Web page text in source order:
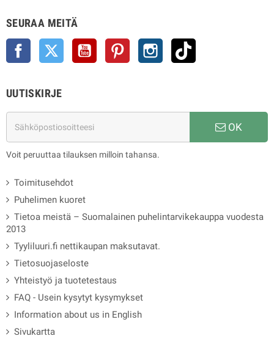
SEURAA MEITÄ
Facebook Twitter YouTube Pinterest Instagram
UUTISKIRJE
OK
Voit peruuttaa tilauksen milloin tahansa.
Toimitusehdot
Puhelimen kuoret
Tietoa meistä – Suomalainen puhelintarvikekauppa vuodesta
2013
Tyyliluuri.fi nettikaupan maksutavat.
Tietosuojaseloste
Yhteistyö ja tuotetestaus
FAQ - Usein kysytyt kysymykset
Information about us in English
Sivukartta